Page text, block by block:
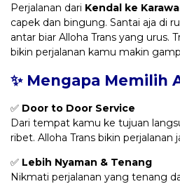
Perjalanan dari Kendal ke
capek dan bingung. Santai aja di
antar biar Alloha Trans yang urus.
bikin perjalanan kamu makin
✨ Mengapa Memilih
✅ Door to Door Service
Dari tempat kamu ke tujuan
ribet. Alloha Trans bikin perjalanan
✅ Lebih Nyaman & Tenang
Nikmati perjalanan yang tenang